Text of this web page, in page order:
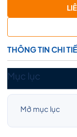
THÔNG TIN CHI
Mục lục
Mở mục lục